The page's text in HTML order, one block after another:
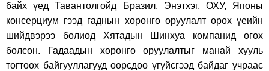
байх үед Тавантолгойд Бразил, Энэтхэг, ОХУ, Японы
консерциум гээд гаднын хөрөнгө оруулалт орох үеийн
шийдвэрээ болиод Хятадын Шинхуа компанид өгөх
болсон. Гадаадын хөрөнгө оруулалтыг манай хууль
тогтоох байгууллагууд өөрсдөө үгүйсгээд байдаг учраас